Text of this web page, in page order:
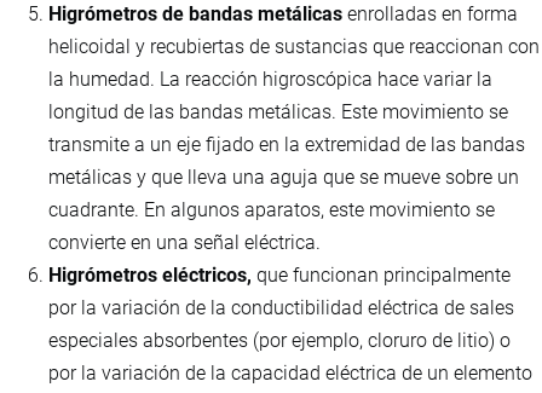
Higrómetros de bandas metálicas enrolladas en forma
helicoidal y recubiertas de sustancias que reaccionan con
la humedad. La reacción higroscópica hace variar la
longitud de las bandas metálicas. Este movimiento se
transmite a un eje fijado en la extremidad de las bandas
metálicas y que lleva una aguja que se mueve sobre un
cuadrante. En algunos aparatos, este movimiento se
convierte en una señal eléctrica.
Higrómetros eléctricos, que funcionan principalmente
por la variación de la conductibilidad eléctrica de sales
especiales absorbentes (por ejemplo, cloruro de litio) o
por la variación de la capacidad eléctrica de un elemento